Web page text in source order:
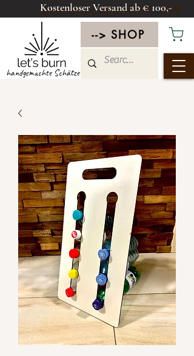
handgemachte Schätze
--> SHOP
Kostenloser Versand ab 100€
Kostenloser Versand ab € 100,-